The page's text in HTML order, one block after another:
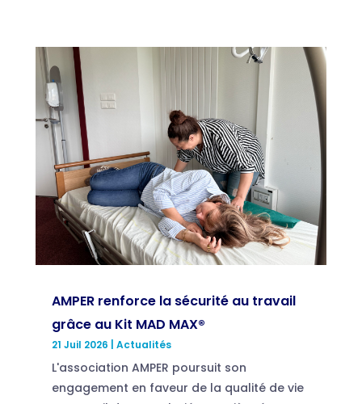
AMPER renforce la sécurité au travail
grâce au Kit MAD MAX®
21 Juil 2026 Actualités
L'association AMPER poursuit son
engagement en faveur de la qualité de vie